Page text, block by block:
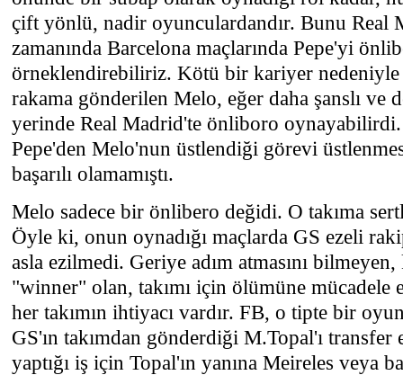
çift yönlü, nadir oyunculardandır. Bunu Real
zamanında Barcelona maçlarında Pepe'yi
örneklendirebiliriz. Kötü bir kariyer nedeniyle
rakama gönderilen Melo, eğer daha şanslı ve
yerinde Real Madrid'te önliboro
Pepe'den Melo'nun üstlendiği görevi
başarılı olamamıştı.
Melo sadece bir önlibero değidi. O takıma
Öyle ki, onun oynadığı maçlarda GS ezeli
asla ezilmedi. Geriye adım atmasını
"winner" olan, takımı için ölümüne mücadele
her takımın ihtiyacı vardır. FB, o tipte bir
GS'ın takımdan gönderdiği M.Topal'ı
yaptığı iş için Topal'ın yanına Meireles veya